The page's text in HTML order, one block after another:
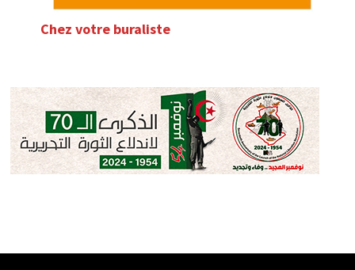
Chez votre buraliste